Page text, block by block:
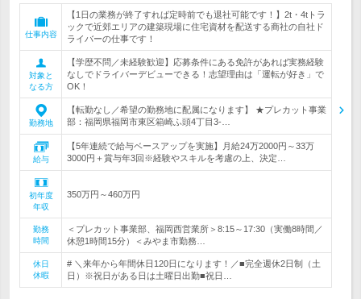
仕事内容
【1日の業務が終了すれば定時前でも退社可能です！】2t・4tトラ
ックで近郊エリアの建築現場に住宅資材を配送する商社の自社ド
ライバーの仕事です！
対象と
なる方
【学歴不問／未経験歓迎】応募条件にある免許があれば実務経験
なしでドライバーデビューできる！志望理由は「運転が好き」で
OK！
勤務地
【転勤なし／希望の勤務地に配属になります】 ★プレカット事業
部：福岡県福岡市東区箱崎ふ頭4丁目3-…
給与
【5年連続で給与ベースアップを実施】月給24万2000円～33万
3000円＋賞与年3回※経験やスキルを考慮の上、決定…
初年度
年収
350万円～460万円
勤務
時間
＜プレカット事業部、福岡西営業所＞8:15～17:30（実働8時間／
休憩1時間15分）＜みやま市勤務…
休日
休暇
# ＼来年から年間休日120日になります！／■完全週休2日制（土
日）※祝日がある日は土曜日出勤■祝日…